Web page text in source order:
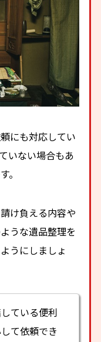
にも対応してい
いない場合もあ
。
け負える内容や
うな遺品整理を
うにしましょ
ている便利
て依頼でき